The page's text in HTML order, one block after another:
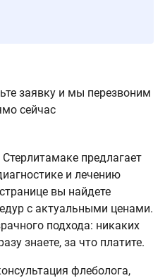
предлагает
и лечению
вы найдете
с актуальными ценами.
подхода: никаких
знаете, за что платите.
флеболога,
заявку и мы перезвоним
сейчас